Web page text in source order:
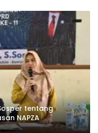
tentang
NAPZA